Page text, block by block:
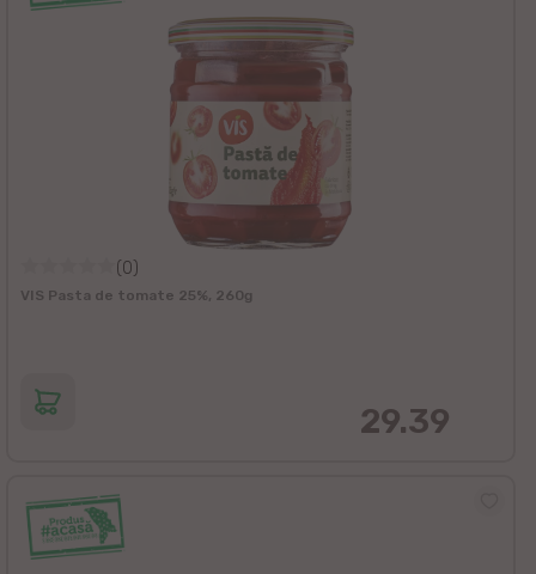
(0)
VIS Pasta de tomate 25%, 260g
29.39